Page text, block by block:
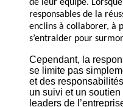
de leur équipe.
responsables de la
enclins à collaborer, à
s’entraider pour
Cependant, la
se limite pas
et des
un suivi et un
leaders de